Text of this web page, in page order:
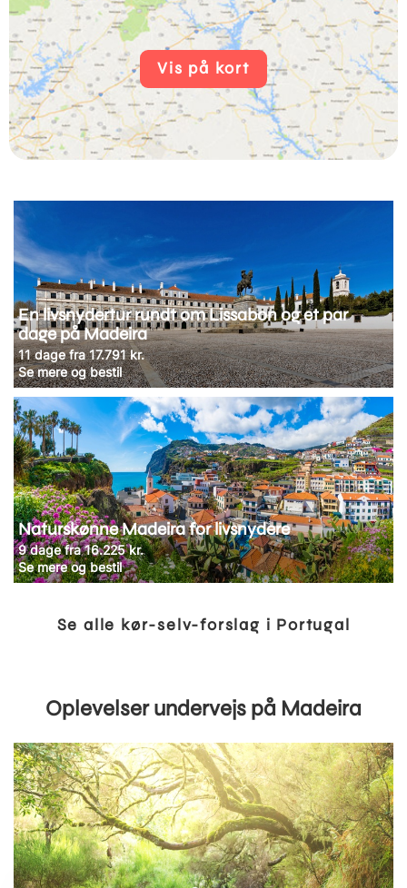
Vis på kort
En livsnydertur rundt om Lissabon og et par
dage på Madeira
11 dage fra 17.791 kr.
Se mere og bestil
Naturskønne Madeira for livsnydere
9 dage fra 16.225 kr.
Se mere og bestil
Se alle kør-selv-forslag i Portugal
Oplevelser undervejs på Madeira